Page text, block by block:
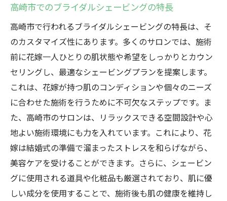
特別な日のための準備としての重要性
高崎市のプロフェッショナルによるブライダル
シェービング体験
高崎市のサロン選びのポイント
シェービングの流れと所要時間
プロならではの細やかな技術
施術者とのコミュニケーションの重要性
高崎市の最新トレンドを取り入れた施術
体験者の声から見る施術の価値
ブライダルシェービングで輝く肌を手に入れる
方法
高崎市でのブライダルシェービングの特長
高崎市で行われるブライダルシェービングの特長は、そ
のカスタマイズ性にあります。多くのサロンでは、施術
前に花嫁一人ひとりの肌状態や希望をしっかりとカウン
セリングし、最適なシェービングプランを提案します。
これは、花嫁が持つ肌のコンディションや個々のニーズ
に合わせた施術を行うために不可欠なステップです。ま
た、高崎市のサロンは、リラックスできる空間設計や心
地よい施術環境にも力を入れています。これにより、花
嫁は結婚式の準備で溜まったストレスを和らげながら、
美容ケアを受けることができます。さらに、シェービン
グに使用される道具や化粧品も厳選されており、肌に優
しい成分を使用することで、施術後も肌の健康を維持し